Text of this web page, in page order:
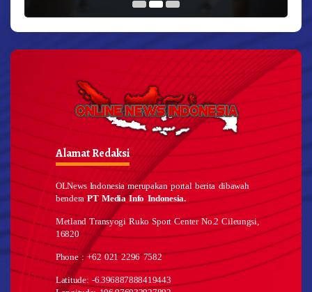
Alamat Redaksi
OLNews Indonesia merupakan portal berita dibawah
benderaPT Media Info Indonesia.
Metland Transyogi Ruko Sport Center No.2 Cileungsi,
16820
Phone : +62 021 2296 7582
Latitude: -6.396887888419443